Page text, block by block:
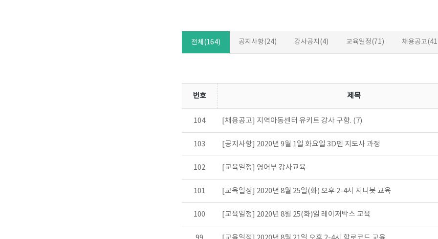
전체(164) 공지사항(24) 강사공지(4) 교육일정(71) 채용공고
번호 제목
104 [채용공고] 지역아동센터 유키트 강사 구함. (7)
103 [공지사항] 2020년 9월 1일 화요일 3D펜 지도사 과정
102 [교육일정] 영어부 강사교육
101 [교육일정] 2020년 8월 25일(화) 오후 2-4시 지니봇 교육
100 [교육일정] 2020년 8월 25(화)일 레이저박스 교육